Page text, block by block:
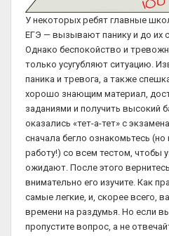
У некоторых ребят главные
ЕГЭ — вызывают панику и до их
Однако беспокойство и
только усугубляют ситуацию.
паника и тревога, а также
хорошо знающим материал,
заданиями и получить высокий
оказались «тет-а-тет» с
сначала бегло ознакомьтесь
работу!) со всем тестом, чтобы
ожидают. После этого
внимательно его изучите. Как
самые легкие, и, скорее всего,
времени на раздумья. Но если
пропустите вопрос, а не